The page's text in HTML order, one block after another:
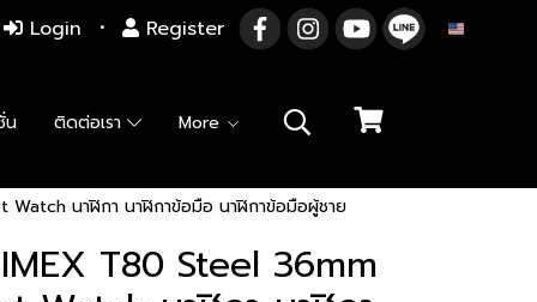
Login Register
น ติดต่อเรา More
นาฬิกา นาฬิกาข้อมือ นาฬิกาข้อมือผู้ชาย
T80 Steel 36mm